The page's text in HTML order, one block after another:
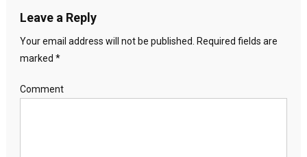
Leave a Reply
Your email address will not be published.
Required fields are
marked *
Comment